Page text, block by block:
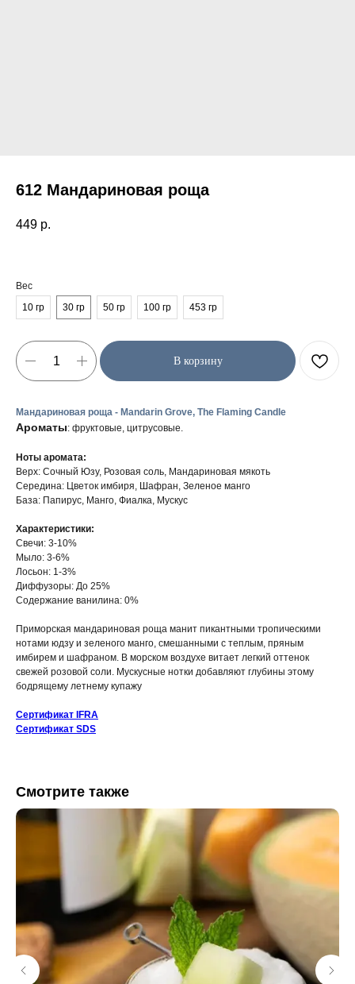
612 Мандариновая роща
449 р.
Вес
10 гр
30 гр 50 гр 100 гр 453 гр
В корзину
Мандариновая роща - Mandarin Grove, The Flaming Candle
Ароматы: фруктовые, цитрусовые.
Ноты аромата:
Верх: Сочный Юзу, Розовая соль, Мандариновая мякоть
Середина: Цветок имбиря, Шафран, Зеленое манго
База: Папирус, Манго, Фиалка, Мускус
Характеристики:
Свечи: 3-10%
Мыло: 3-6%
Лосьон: 1-3%
Диффузоры: До 25%
Содержание ванилина: 0%
Приморская мандариновая роща манит пикантными тропическими
нотами юдзу и зеленого манго, смешанными с теплым, пряным
имбирем и шафраном. В морском воздухе витает легкий оттенок
свежей розовой соли. Мускусные нотки добавляют глубины этому
бодрящему летнему купажу
Сертификат IFRA
Сертификат SDS
Смотрите также
КАТАЛОГ ИНФОРМАЦИЯ
Отдушки О нас
Свечи Блог / База знаний